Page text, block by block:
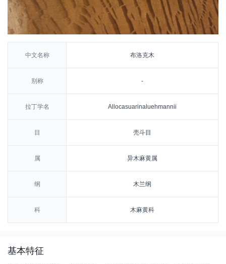
中文名称 布洛克木
别称 -
拉丁学名 Allocasuarinaluehmannii
目 壳斗目
属 异木麻黄属
纲 木兰纲
科 木麻黄科
基本特征